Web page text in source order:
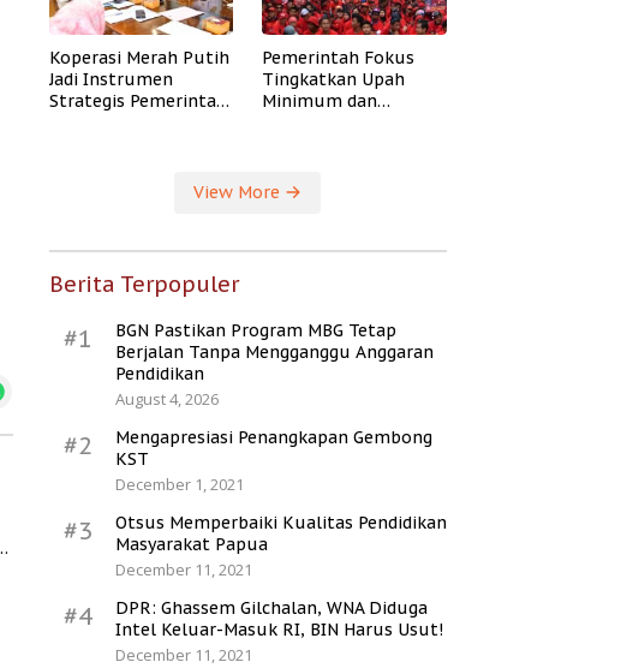
Koperasi Merah Putih
Jadi Instrumen
Strategis Pemerintah
Pemerintah Fokus
Tingkatkan Upah
Minimum dan
View More
Berita Terpopuler
#1
BGN Pastikan Program MBG Tetap
Berjalan Tanpa Mengganggu Anggaran
Pendidikan
August 4, 2026
#2
Mengapresiasi Penangkapan Gembong
KST
December 1, 2021
#3
Otsus Memperbaiki Kualitas Pendidikan
Masyarakat Papua
December 11, 2021
#4
DPR: Ghassem Gilchalan, WNA Diduga
Intel Keluar-Masuk RI, BIN Harus Usut!
December 11, 2021